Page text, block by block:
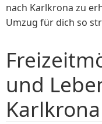
nach Karlkrona zu
Umzug für dich so
und
Karlkrona